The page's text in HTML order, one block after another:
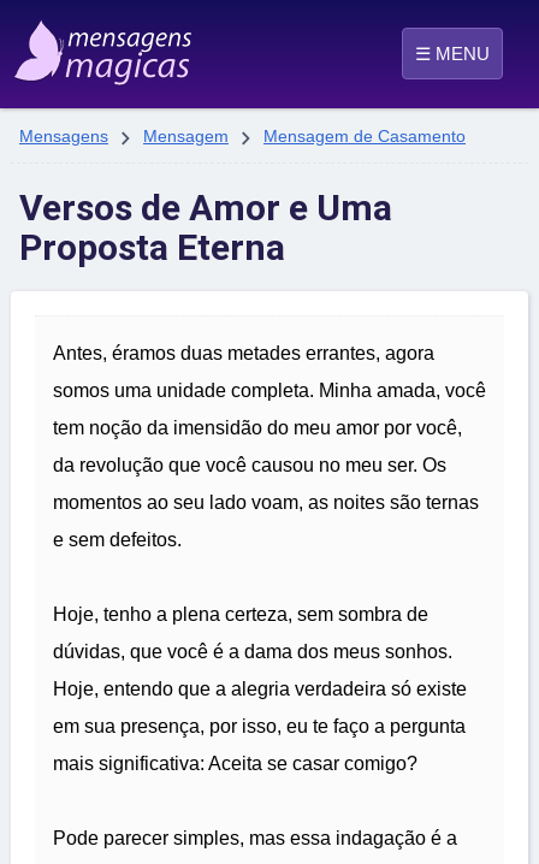
☰ MENU
Mensagens  Mensagem  Mensagem de Casamento
Versos de Amor e Uma
Proposta Eterna
Antes, éramos duas metades errantes, agora
somos uma unidade completa. Minha amada, você
tem noção da imensidão do meu amor por você,
da revolução que você causou no meu ser. Os
momentos ao seu lado voam, as noites são ternas
e sem defeitos.
Hoje, tenho a plena certeza, sem sombra de
dúvidas, que você é a dama dos meus sonhos.
Hoje, entendo que a alegria verdadeira só existe
em sua presença, por isso, eu te faço a pergunta
mais significativa: Aceita se casar comigo?
Pode parecer simples, mas essa indagação é a